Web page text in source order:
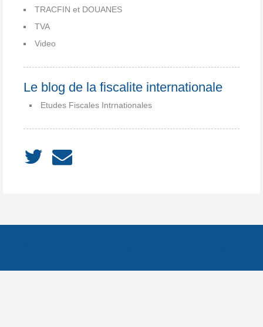
TRACFIN et DOUANES
TVA
Video
Le blog de la fiscalite internationale
Etudes Fiscales Intrnationales